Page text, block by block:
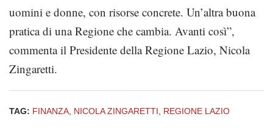
uomini e donne, con risorse concrete. Un’altra buona
pratica di una Regione che cambia. Avanti così”,
commenta il Presidente della Regione Lazio, Nicola
Zingaretti.
TAG: FINANZA NICOLA ZINGARETTI REGIONE LAZIO